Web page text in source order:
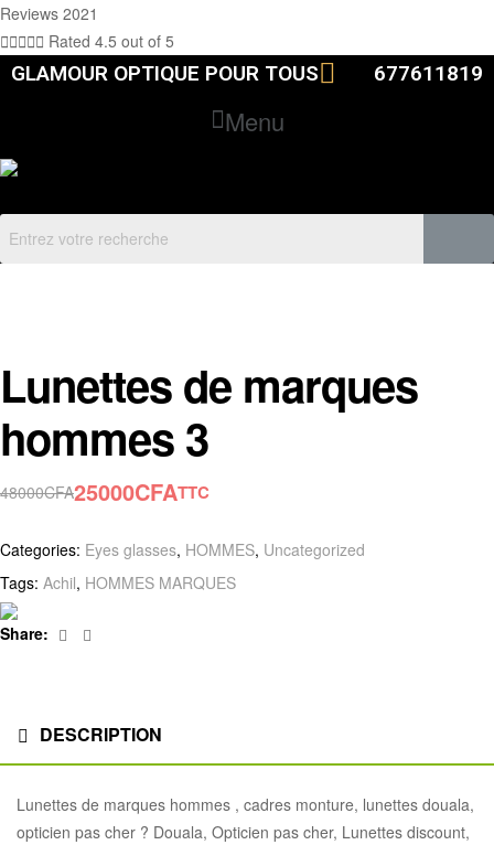
Reviews 2021
 Rated 4.5 out of 5
GLAMOUR OPTIQUE POUR TOUS 677611819
Menu
Lunettes de marques
hommes 3
48000CFA
Original
was:
48000CFA.
25000CFA
Current
is:
25000CFA.
TTC
Categories: Eyes glasses, HOMMES, Uncategorized
Tags: Achil, HOMMES MARQUES
Share: Facebook
DESCRIPTION
Lunettes de marques hommes , cadres monture, lunettes douala,
opticien pas cher ? Douala, Opticien pas cher, Lunettes discount,